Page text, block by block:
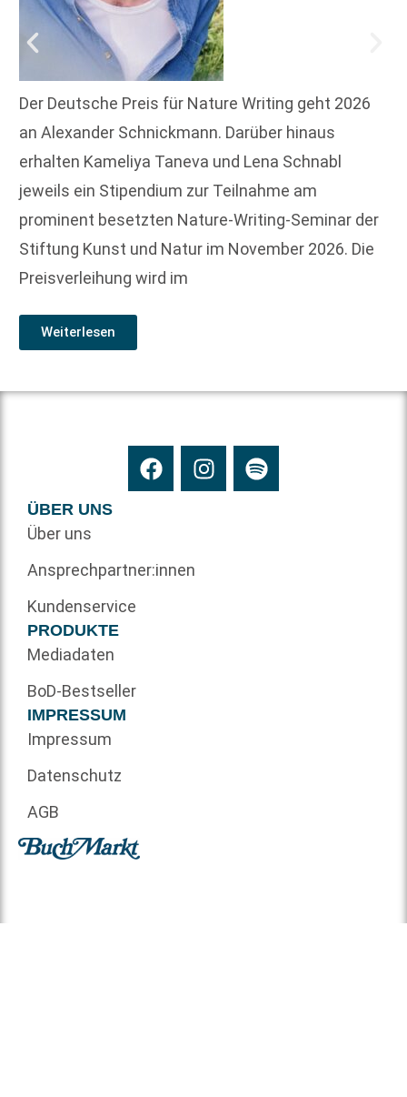
Der Deutsche Preis für Nature Writing geht 2026
an Alexander Schnickmann. Darüber hinaus
erhalten Kameliya Taneva und Lena Schnabl
jeweils ein Stipendium zur Teilnahme am
prominent besetzten Nature-Writing-Seminar der
Stiftung Kunst und Natur im November 2026. Die
Preisverleihung wird im
Weiterlesen
ÜBER UNS
Über uns
Ansprechpartner:innen
Kundenservice
PRODUKTE
Mediadaten
BoD-Bestseller
IMPRESSUM
Impressum
Datenschutz
AGB